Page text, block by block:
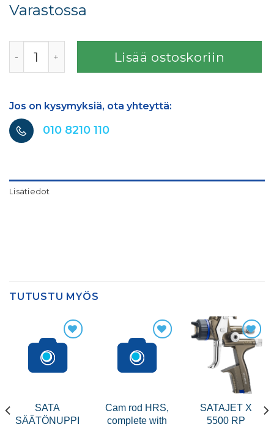
Varastossa
Lisää ostoskoriin
Jos on kysymyksiä, ota yhteyttä:
010 8210 110
Lisätiedot
TUTUSTU MYÖS
SATA
SÄÄTÖNUPPI
Cam rod HRS,
complete with
SATAJET X
5500 RP